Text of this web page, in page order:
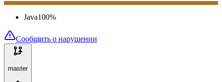
Java100%
Сообщить о нарушении
master